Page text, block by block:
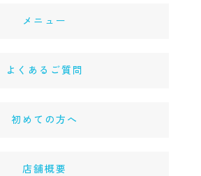
メニュー
よくあるご質問
初めての方へ
店舗概要